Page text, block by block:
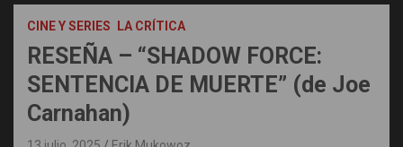
CINE Y SERIES LA CRÍTICA
RESEÑA – “SHADOW FORCE:
SENTENCIA DE MUERTE” (de Joe
Carnahan)